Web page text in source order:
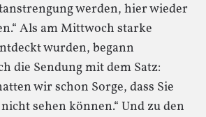
werden, hier wieder
Als am Mittwoch starke
wurden, begann
die Sendung mit dem Satz:
wir schon Sorge, dass Sie
sehen können.“ Und zu den